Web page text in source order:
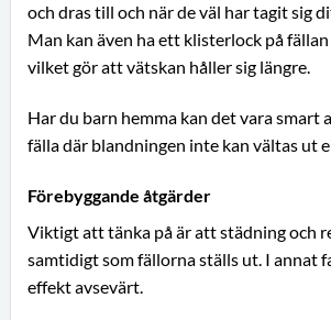
och dras till och när de väl har tagit sig
Man kan även ha ett klisterlock på
vilket gör att vätskan håller sig längre.
Har du barn hemma kan det vara smart
fälla där blandningen inte kan vältas ut
Förebyggande åtgärder
Viktigt att tänka på är att städning och
samtidigt som fällorna ställs ut. I annat
effekt avsevärt.